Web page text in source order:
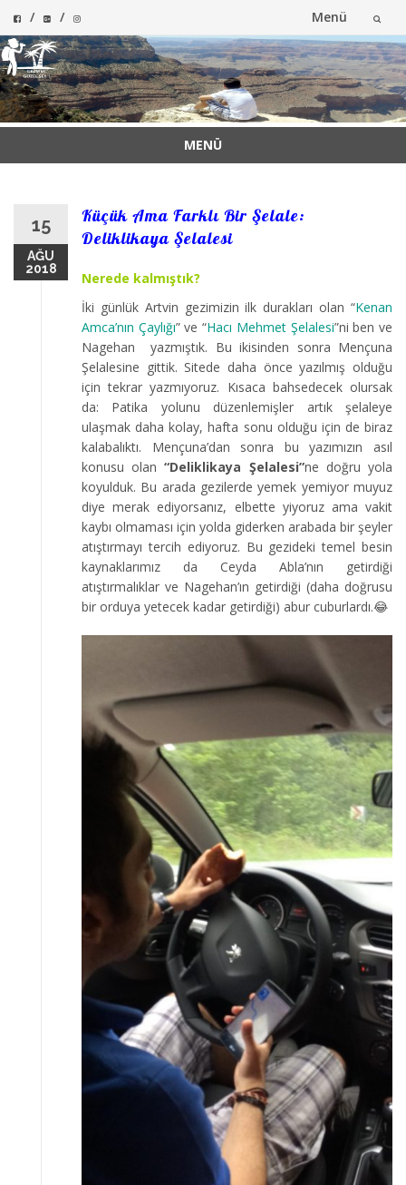
Menü
İçeriğe
atla
MENÜ
15
AĞU
2018
Küçük Ama Farklı Bir Şelale:
Deliklikaya Şelalesi
Nerede kalmıştık?
İki günlük Artvin gezimizin ilk durakları olan “Kenan
Amca’nın Çaylığı” ve “Hacı Mehmet Şelalesi”ni ben ve
Nagehan yazmıştık. Bu ikisinden sonra Mençuna
Şelalesine gittik. Sitede daha önce yazılmış olduğu
için tekrar yazmıyoruz. Kısaca bahsedecek olursak
da: Patika yolunu düzenlemişler artık şelaleye
ulaşmak daha kolay, hafta sonu olduğu için de biraz
kalabalıktı. Mençuna’dan sonra bu yazımızın asıl
konusu olan“Deliklikaya Şelalesi”ne doğru yola
koyulduk. Bu arada gezilerde yemek yemiyor muyuz
diye merak ediyorsanız, elbette yiyoruz ama vakit
kaybı olmaması için yolda giderken arabada bir şeyler
atıştırmayı tercih ediyoruz. Bu gezideki temel besin
kaynaklarımız da Ceyda Abla’nın getirdiği
atıştırmalıklar ve Nagehan’ın getirdiği (daha doğrusu
bir orduya yetecek kadar getirdiği) abur cuburlardı.😂